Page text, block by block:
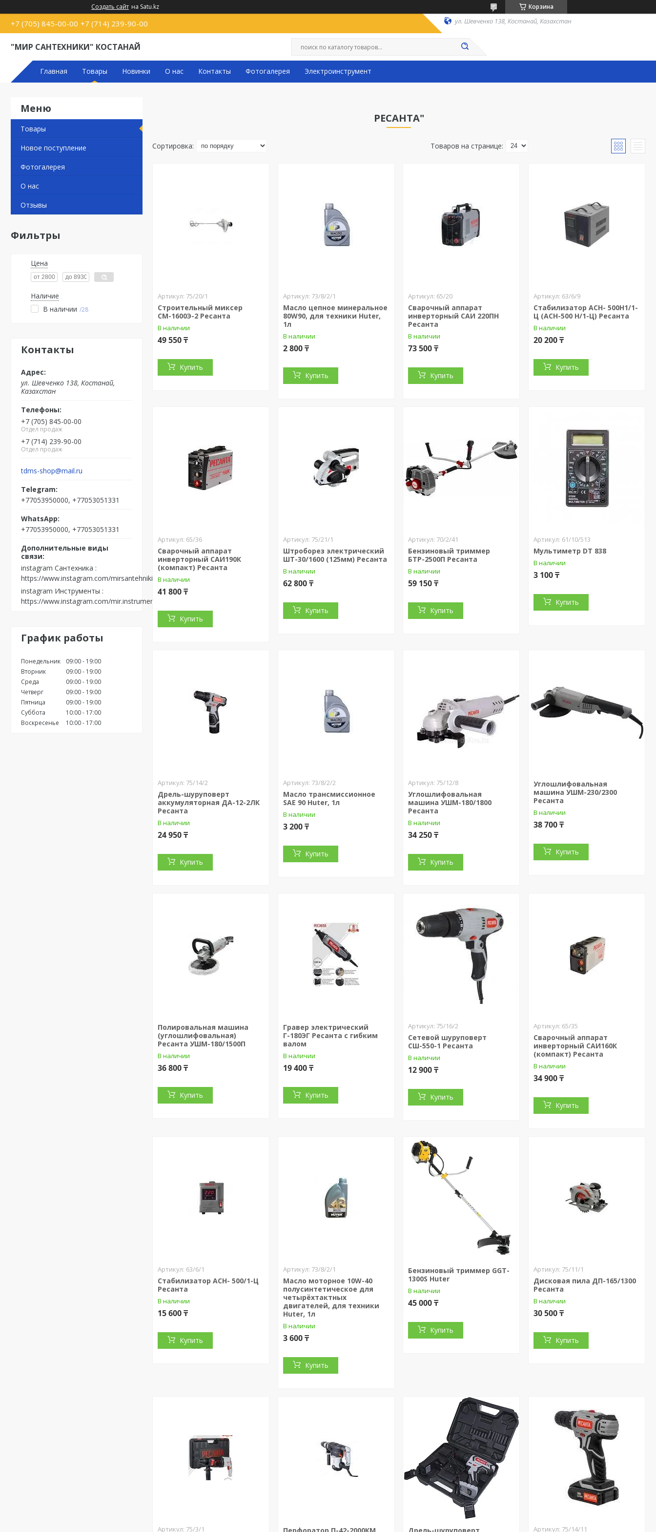
Создать сайт на Satu.kz Корзина
+7 (705) 845-00-00 +7 (714) 239-90-00 ул. Шевченко 138, Костанай, Казахстан
"МИР САНТЕХНИКИ" КОСТАНАЙ
Главная Товары Новинки О нас Контакты Фотогалерея Электроинструмент
Товары
Новое поступление
Фотогалерея
О нас
Отзывы
Фильтры
Цена
Наличие
В наличии 28
Контакты
ул. Шевченко 138, Костанай,
Казахстан
+7 (705) 845-00-00
Отдел продаж
+7 (714) 239-90-00
Отдел продаж
tdms-shop@mail.ru
+77053950000, +77053051331
+77053950000, +77053051331
instagram Сантехника
https://www.instagram.com/mirsantehniki.kst/
instagram Инструменты
https://www.instagram.com/mir.instrumenta.kst/
График работы
Понедельник 09:00
19:00
Вторник
09:00
19:00
Среда
09:00
19:00
Четверг
09:00
19:00
Пятница
09:00
19:00
Суббота
10:00
17:00
Воскресенье
10:00 17:00
РЕСАНТА"
75/20/1
Строительный миксер
СМ-1600Э-2 Ресанта
В наличии
49 550 ₸
Купить
73/8/2/1
Масло цепное минеральное
80W90, для техники Huter,
1л
В наличии
2 800 ₸
Купить
65/20
Сварочный аппарат
инверторный САИ 220ПН
Ресанта
В наличии
73 500 ₸
Купить
63/6/9
Стабилизатор АСН- 500Н1/1-
Ц (АСН-500 Н/1-Ц) Ресанта
В наличии
20 200 ₸
Купить
65/36
Сварочный аппарат
инверторный САИ190К
(компакт) Ресанта
В наличии
41 800 ₸
Купить
75/21/1
Штроборез электрический
ШТ-30/1600 (125мм) Ресанта
В наличии
62 800 ₸
Купить
70/2/41
Бензиновый триммер
БТР-2500П Ресанта
В наличии
59 150 ₸
Купить
61/10/513
Мультиметр DT 838
В наличии
3 100 ₸
Купить
75/14/2
Дрель-шуруповерт
аккумуляторная ДА-12-2ЛК
Ресанта
В наличии
24 950 ₸
Купить
73/8/2/2
Масло трансмиссионное
SAE 90 Huter, 1л
В наличии
3 200 ₸
Купить
75/12/8
Углошлифовальная
машина УШМ-180/1800
Ресанта
В наличии
34 250 ₸
Купить
Углошлифовальная
машина УШМ-230/2300
Ресанта
В наличии
38 700 ₸
Купить
Полировальная машина
(углошлифовальная)
Ресанта УШМ-180/1500П
В наличии
36 800 ₸
Купить
Гравер электрический
Г-180ЭГ Ресанта с гибким
валом
В наличии
19 400 ₸
Купить
75/16/2
Сетевой шуруповерт
СШ-550-1 Ресанта
В наличии
12 900 ₸
Купить
65/35
Сварочный аппарат
инверторный САИ160К
(компакт) Ресанта
В наличии
34 900 ₸
Купить
63/6/1
Стабилизатор АСН- 500/1-Ц
Ресанта
В наличии
15 600 ₸
Купить
73/8/2/1
Масло моторное 10W-40
полусинтетическое для
четырёхтактных
двигателей, для техники
Huter, 1л
В наличии
3 600 ₸
Купить
Бензиновый триммер GGT-
1300S Huter
В наличии
45 000 ₸
Купить
75/11/1
Дисковая пила ДП-165/1300
Ресанта
В наличии
30 500 ₸
Купить
75/3/1 75/14/11